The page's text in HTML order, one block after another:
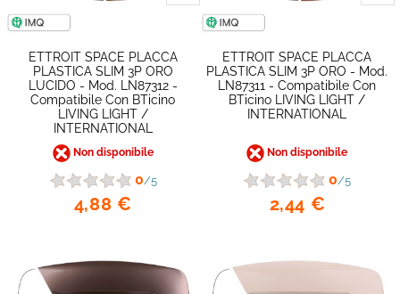
ETTROIT SPACE PLACCA
PLASTICA SLIM 3P ORO
LUCIDO - Mod. LN87312 -
Compatibile Con BTicino
LIVING LIGHT /
INTERNATIONAL
Non disponibile
0/5
4,88 €
ETTROIT SPACE PLACCA
PLASTICA SLIM 3P ORO - Mod.
LN87311 - Compatibile Con
BTicino LIVING LIGHT /
INTERNATIONAL
Non disponibile
0/5
2,44 €